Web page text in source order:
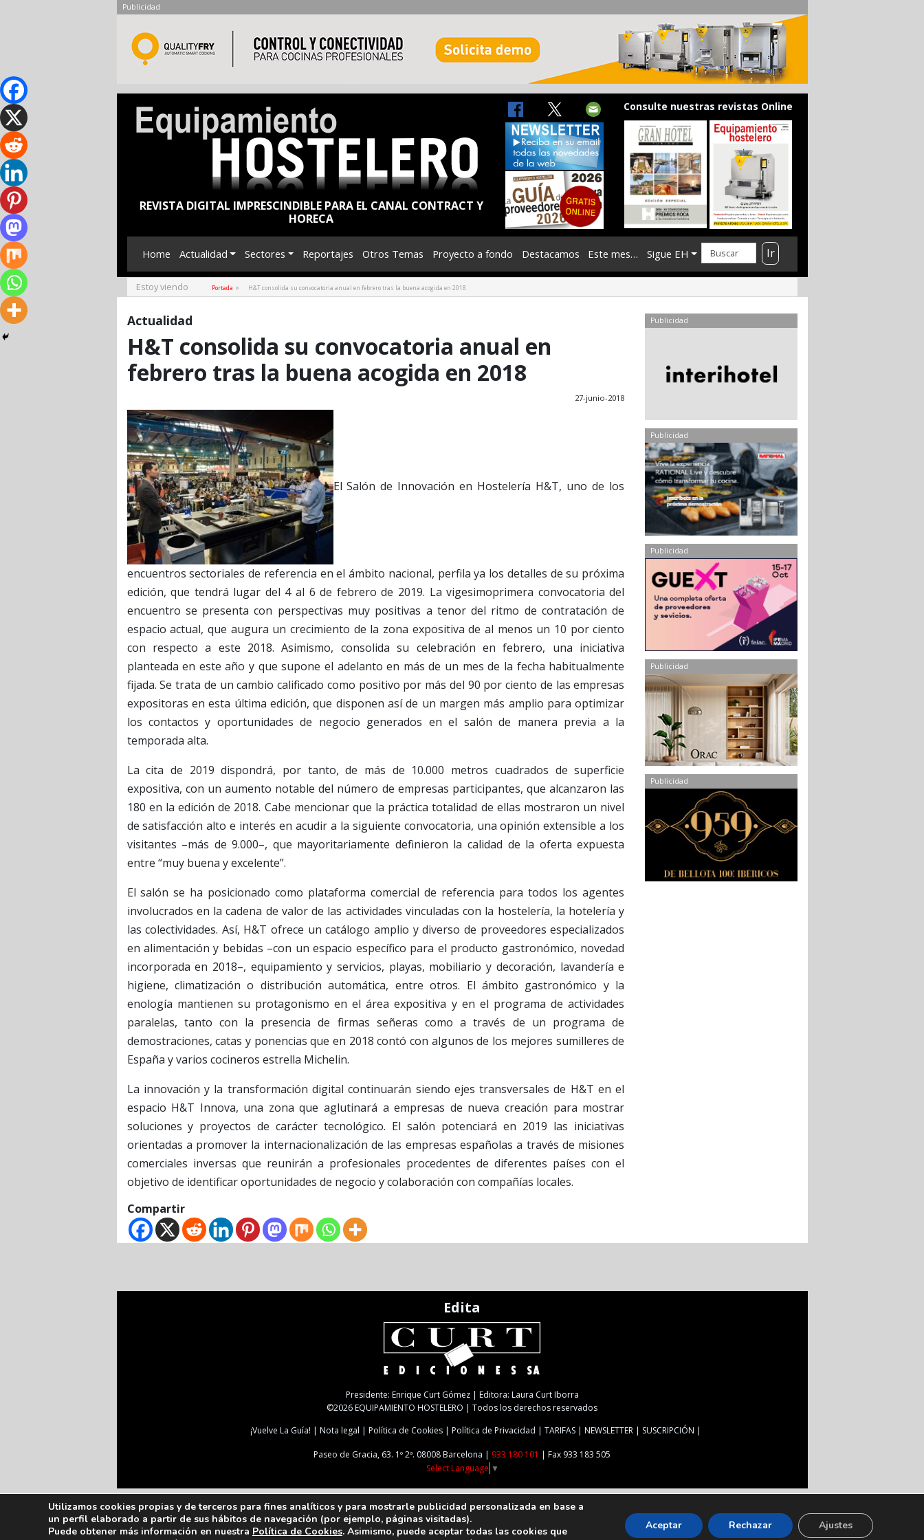
Publicidad
REVISTA DIGITAL IMPRESCINDIBLE PARA EL CANAL CONTRACT Y
HORECA
Consulte nuestras revistas Online
Home Actualidad Sectores Reportajes Otros Temas Proyecto a fondo Destacamos Este mes… Sigue EH Ir
Estoy viendo Portada » H&T consolida su convocatoria anual en febrero tras la buena acogida en 2018
Actualidad
H&T consolida su convocatoria anual en
febrero tras la buena acogida en 2018
27-junio-2018
El Salón de Innovación en Hostelería H&T, uno de los
encuentros sectoriales de referencia en el ámbito nacional, perfila ya los detalles de su próxima
edición, que tendrá lugar del 4 al 6 de febrero de 2019. La vigesimoprimera convocatoria del
encuentro se presenta con perspectivas muy positivas a tenor del ritmo de contratación de
espacio actual, que augura un crecimiento de la zona expositiva de al menos un 10 por ciento
con respecto a este 2018. Asimismo, consolida su celebración en febrero, una iniciativa
planteada en este año y que supone el adelanto en más de un mes de la fecha habitualmente
fijada. Se trata de un cambio calificado como positivo por más del 90 por ciento de las empresas
expositoras en esta última edición, que disponen así de un margen más amplio para optimizar
los contactos y oportunidades de negocio generados en el salón de manera previa a la
temporada alta.
La cita de 2019 dispondrá, por tanto, de más de 10.000 metros cuadrados de superficie
expositiva, con un aumento notable del número de empresas participantes, que alcanzaron las
180 en la edición de 2018. Cabe mencionar que la práctica totalidad de ellas mostraron un nivel
de satisfacción alto e interés en acudir a la siguiente convocatoria, una opinión extensible a los
visitantes –más de 9.000–, que mayoritariamente definieron la calidad de la oferta expuesta
entre “muy buena y excelente”.
El salón se ha posicionado como plataforma comercial de referencia para todos los agentes
involucrados en la cadena de valor de las actividades vinculadas con la hostelería, la hotelería y
las colectividades. Así, H&T ofrece un catálogo amplio y diverso de proveedores especializados
en alimentación y bebidas –con un espacio específico para el producto gastronómico, novedad
incorporada en 2018–, equipamiento y servicios, playas, mobiliario y decoración, lavandería e
higiene, climatización o distribución automática, entre otros. El ámbito gastronómico y la
enología mantienen su protagonismo en el área expositiva y en el programa de actividades
paralelas, tanto con la presencia de firmas señeras como a través de un programa de
demostraciones, catas y ponencias que en 2018 contó con algunos de los mejores sumilleres de
España y varios cocineros estrella Michelin.
La innovación y la transformación digital continuarán siendo ejes transversales de H&T en el
espacio H&T Innova, una zona que aglutinará a empresas de nueva creación para mostrar
soluciones y proyectos de carácter tecnológico. El salón potenciará en 2019 las iniciativas
orientadas a promover la internacionalización de las empresas españolas a través de misiones
comerciales inversas que reunirán a profesionales procedentes de diferentes países con el
objetivo de identificar oportunidades de negocio y colaboración con compañías locales.
Compartir
Publicidad
Publicidad
Publicidad
Publicidad
Publicidad
Edita
Presidente: Enrique Curt Gómez | Editora: Laura Curt Iborra
©2026 EQUIPAMIENTO HOSTELERO | Todos los derechos reservados
¡Vuelve La Guía!
Nota legal Política de Cookies Política de Privacidad TARIFAS NEWSLETTER SUSCRIPCIÓN
Paseo de Gracia, 63. 1º 2ª. 08008 Barcelona | 933 180 101 | Fax 933 183 505
Select Language ▼
Utilizamos cookies propias y de terceros para fines analíticos y para mostrarle publicidad personalizada en base a
un perfil elaborado a partir de sus hábitos de navegación (por ejemplo, páginas visitadas).
Puede obtener más información en nuestra Política de Cookies. Asimismo, puede aceptar todas las cookies que
Aceptar Rechazar Ajustes